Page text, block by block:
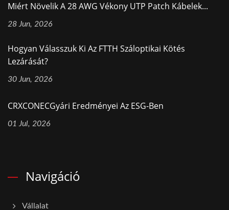
Miért Növelik A 28 AWG Vékony UTP Patch Kábelek...
28 Jun, 2026
Hogyan Válasszuk Ki Az FTTH Száloptikai Kötés
Lezárását?
30 Jun, 2026
CRXCONECGyári Eredményei Az ESG-Ben
01 Jul, 2026
Navigáció
Vállalat